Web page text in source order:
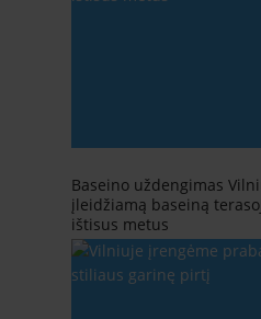
Baseino uždengimas
įleidžiamą baseiną
ištisus metus